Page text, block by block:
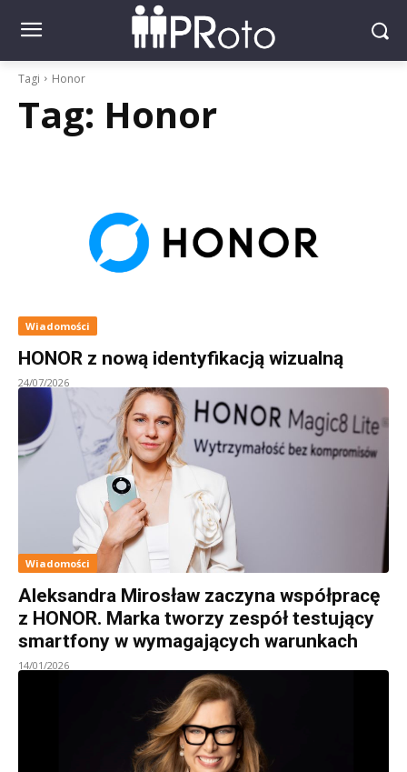
Tagi Honor
Tag: Honor
Wiadomości
HONOR z nową identyfikacją wizualną
24/07/2026
Wiadomości
Aleksandra Mirosław zaczyna współpracę
z HONOR. Marka tworzy zespół testujący
smartfony w wymagających warunkach
14/01/2026